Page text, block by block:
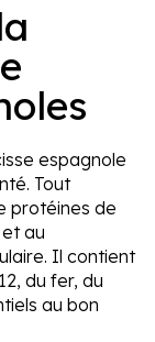
espagnole
Tout
protéines de
au
Il contient
du fer, du
au bon